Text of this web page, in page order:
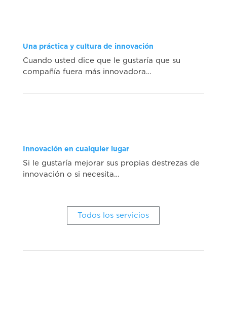
Una práctica y cultura de innovación
Cuando usted dice que le gustaría que su
compañía fuera más innovadora…
Innovación en cualquier lugar
Si le gustaría mejorar sus propias destrezas de
innovación o si necesita…
Todos los servicios